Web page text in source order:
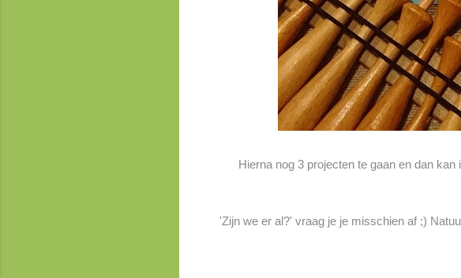
Hierna nog 3 projecten te gaan en dan
'Zijn we er al?' vraag je je misschien af ;)